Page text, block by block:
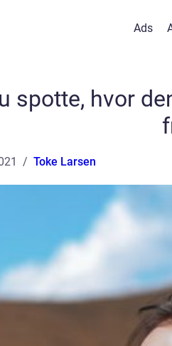
Ads
spotte, hvor
Toke Larsen